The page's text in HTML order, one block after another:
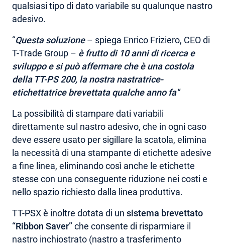
qualsiasi tipo di dato variabile su qualunque nastro
adesivo.
“Questa soluzione– spiega Enrico Friziero, CEO di
T-Trade Group – è frutto di 10 anni di ricerca e
sviluppo e si può affermare che è una costola
della TT-PS 200, la nostra nastratrice-
etichettatrice brevettata qualche anno fa"
La possibilità di stampare dati variabili
direttamente sul nastro adesivo, che in ogni caso
deve essere usato per sigillare la scatola, elimina
la necessità di una stampante di etichette adesive
a fine linea, eliminando così anche le etichette
stesse con una conseguente riduzione nei costi e
nello spazio richiesto dalla linea produttiva.
TT-PSX è inoltre dotata di un sistema brevettato
“Ribbon Saver”che consente di risparmiare il
nastro inchiostrato (nastro a trasferimento